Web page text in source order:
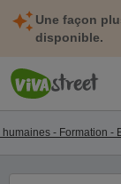
Une façon
disponible.
- Formation -